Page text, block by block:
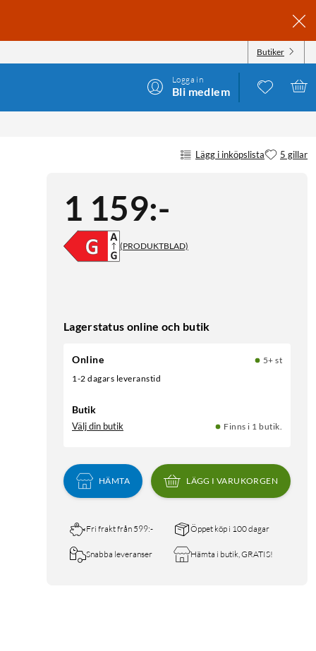
Butiker
Logga in
Bli medlem
Lägg i inköpslista 5 gillar
1 159:-
(PRODUKTBLAD)
Lagerstatus online och butik
Online
5+ st
1-2 dagars leveranstid
Butik
Välj din butik Finns i 1 butik.
HÄMTA LÄGG I VARUKORGEN
Fri frakt från 599:- Öppet köp i 100 dagar
Snabba leveranser Hämta i butik, GRATIS!